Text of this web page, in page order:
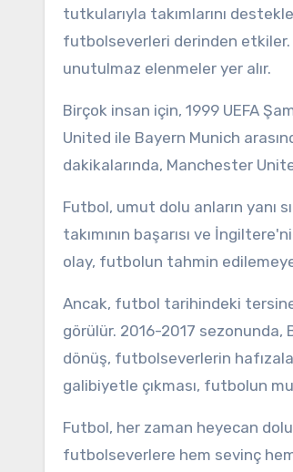
tutkularıyla takımlarını
futbolseverleri derinden etkiler.
unutulmaz elenmeler yer alır.
Birçok insan için, 1999 UEFA
United ile Bayern Munich
dakikalarında, Manchester
Futbol, umut dolu anların yanı
takımının başarısı ve
olay, futbolun tahmin
Ancak, futbol tarihindeki
görülür. 2016-2017 sezonunda,
dönüş, futbolseverlerin
galibiyetle çıkması, futbolun
Futbol, her zaman heyecan
futbolseverlere hem sevinç hem